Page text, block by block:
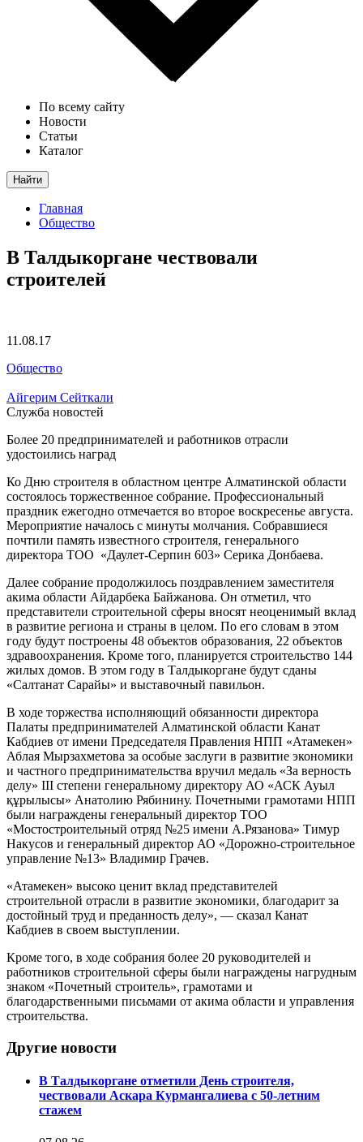
По всему сайту
Новости
Статьи
Каталог
Найти
Главная
Общество
В Талдыкоргане чествовали
строителей
11.08.17
Общество
Айгерим Сейткали
Служба новостей
Более 20 предпринимателей и работников отрасли
удостоились наград
Ко Дню строителя в областном центре Алматинской области
состоялось торжественное собрание. Профессиональный
праздник ежегодно отмечается во второе воскресенье августа.
Мероприятие началось с минуты молчания. Собравшиеся
почтили память известного строителя, генерального
директора ТОО «Даулет-Серпин 603» Серика Донбаева.
Далее собрание продолжилось поздравлением заместителя
акима области Айдарбека Байжанова. Он отметил, что
представители строительной сферы вносят неоценимый вклад
в развитие региона и страны в целом. По его словам в этом
году будут построены 48 объектов образования, 22 объектов
здравоохранения. Кроме того, планируется строительство 144
жилых домов. В этом году в Талдыкоргане будут сданы
«Салтанат Сарайы» и выставочный павильон.
В ходе торжества исполняющий обязанности директора
Палаты предпринимателей Алматинской области Канат
Кабдиев от имени Председателя Правления НПП «Атамекен»
Аблая Мырзахметова за особые заслуги в развитие экономики
и частного предпринимательства вручил медаль «За верность
делу» ІІІ степени генеральному директору АО «АСК Ауыл
құрылысы» Анатолию Рябинину. Почетными грамотами НПП
были награждены генеральный директор ТОО
«Мостостроительный отряд №25 имени А.Рязанова» Тимур
Накусов и генеральный директор АО «Дорожно-строительное
управление №13» Владимир Грачев.
«Атамекен» высоко ценит вклад представителей
строительной отрасли в развитие экономики, благодарит за
достойный труд и преданность делу», — сказал Канат
Кабдиев в своем выступлении.
Кроме того, в ходе собрания более 20 руководителей и
работников строительной сферы были награждены нагрудным
знаком «Почетный строитель», грамотами и
благодарственными письмами от акима области и управления
строительства.
Другие новости
В Талдыкоргане отметили День строителя,
чествовали Аскара Курмангалиева с 50-летним
стажем